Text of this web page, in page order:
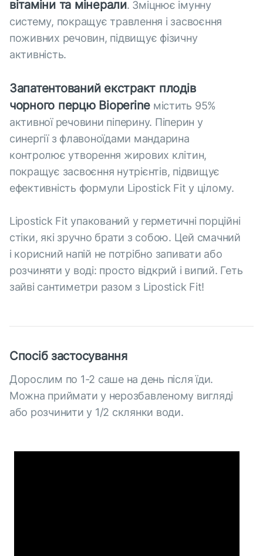
вітаміни та мінерали. Зміцнює імунну
систему, покращує травлення і засвоєння
поживних речовин, підвищує фізичну
активність.
Запатентований екстракт плодів
чорного перцю Bioperine містить 95%
активної речовини піперину. Піперин у
синергії з флавоноїдами мандарина
контролює утворення жирових клітин,
покращує засвоєння нутрієнтів, підвищує
ефективність формули Lipostick Fit у цілому.
Lipostick Fit упакований у герметичні порційні
стіки, які зручно брати з собою. Цей смачний
і корисний напій не потрібно запивати або
розчиняти у воді: просто відкрий і випий. Геть
зайві сантиметри разом з Lipostick Fit!
Спосіб застосування
Дорослим по 1-2 саше на день після їди.
Можна приймати у нерозбавленому вигляді
або розчинити у 1/2 склянки води.